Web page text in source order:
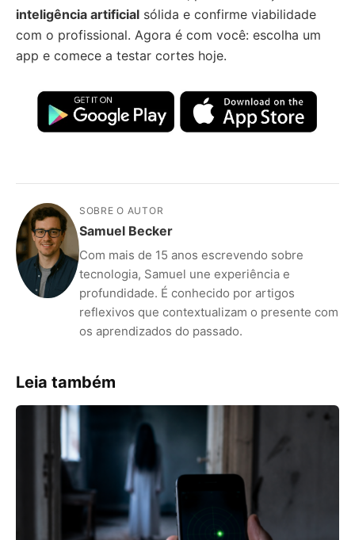
inteligência artificial sólida e confirme viabilidade
com o profissional. Agora é com você: escolha um
app e comece a testar cortes hoje.
SOBRE O AUTOR
Samuel Becker
Com mais de 15 anos escrevendo sobre
tecnologia, Samuel une experiência e
profundidade. É conhecido por artigos
reflexivos que contextualizam o presente com
os aprendizados do passado.
Leia também